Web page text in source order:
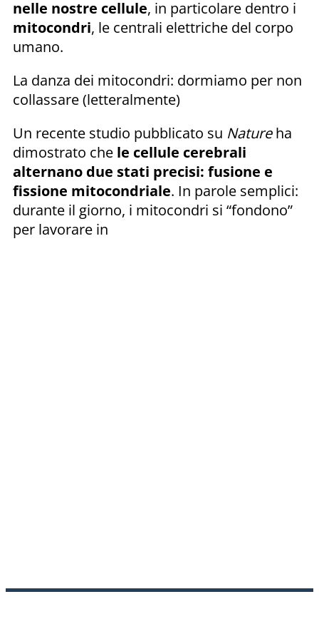
nelle nostre cellule, in particolare dentro i
mitocondri, le centrali elettriche del corpo
umano.
La danza dei mitocondri: dormiamo per non
collassare (letteralmente)
Un recente studio pubblicato su Natureha
dimostrato che le cellule cerebrali
alternano due stati precisi: fusione e
fissione mitocondriale. In parole semplici:
durante il giorno, i mitocondri si “fondono”
per lavorare in